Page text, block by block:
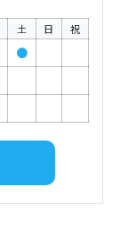
土 日 祝
●